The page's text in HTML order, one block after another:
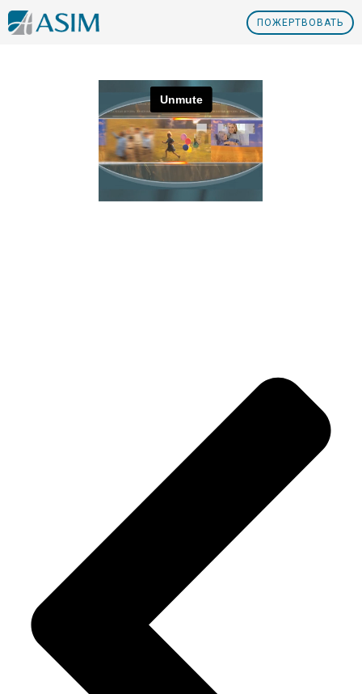
ПOЖЕРТВОВАТЬ